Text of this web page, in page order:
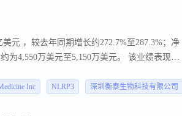
元 ，较去年同期增长约272.7%至287.3%；净
为4,550万美元至5,150万美元。 该业绩表现主
合作方面所取得的积极成果。
Inc NLRP3 深圳衡泰生物科技有限公司